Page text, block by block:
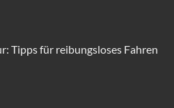
Tipps für reibungsloses Fahren